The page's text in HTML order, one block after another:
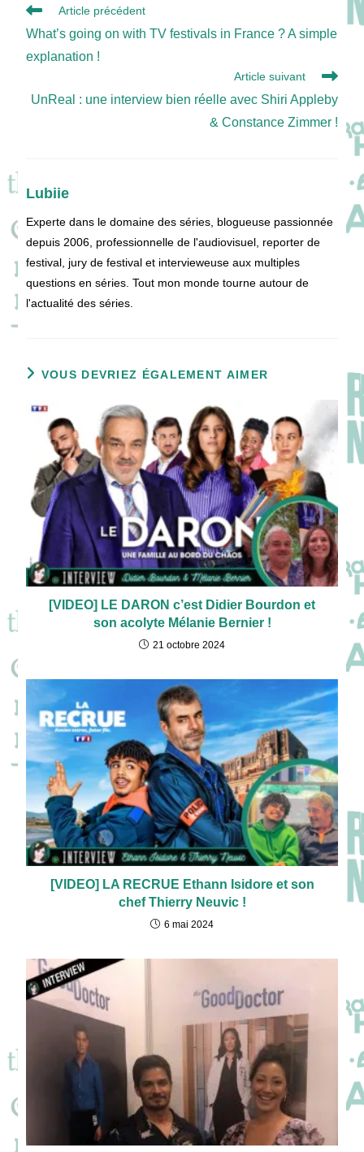
Read
articles
Article précédent
What’s going on with TV festivals in France ? A simple
explanation !
Article suivant
UnReal : une interview bien réelle avec Shiri Appleby
& Constance Zimmer !
Lubiie
Experte dans le domaine des séries, blogueuse passionnée
depuis 2006, professionnelle de l'audiovisuel, reporter de
festival, jury de festival et intervieweuse aux multiples
questions en séries. Tout mon monde tourne autour de
l'actualité des séries.
VOUS DEVRIEZ ÉGALEMENT AIMER
[VIDEO] LE DARON c’est Didier Bourdon et
son acolyte Mélanie Bernier !
21 octobre 2024
[VIDEO] LA RECRUE Ethann Isidore et son
chef Thierry Neuvic !
6 mai 2024